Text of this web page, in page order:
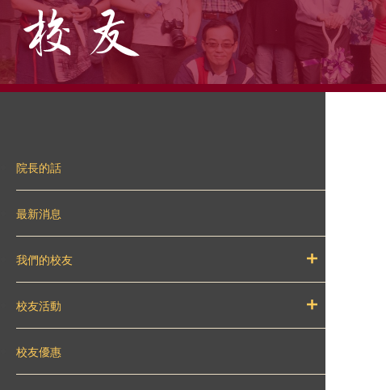
院長的話
最新消息
我們的校友
校友活動
校友優惠